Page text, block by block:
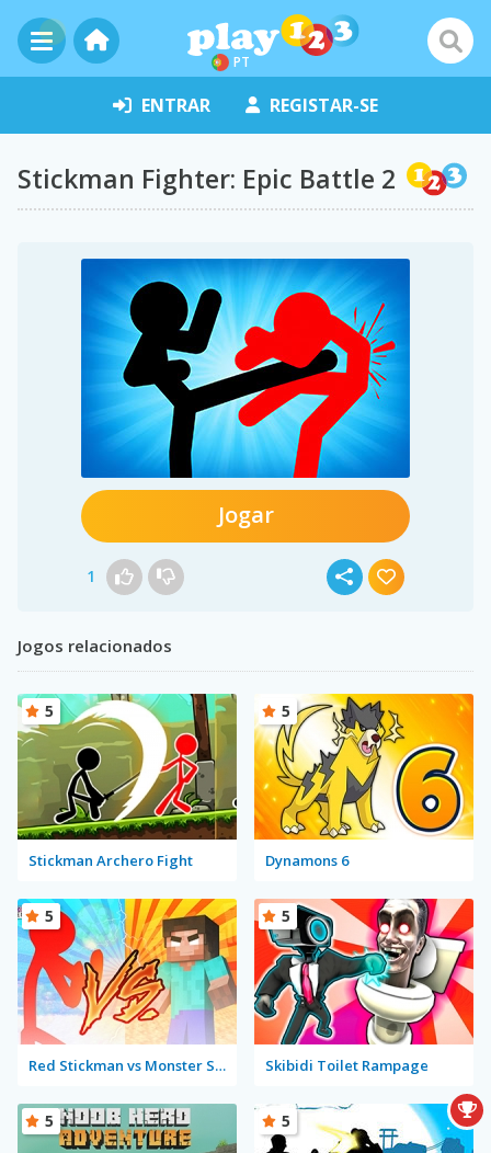
PT
ENTRAR REGISTAR-SE
Stickman Fighter: Epic Battle 2
Jogar
1
Jogos relacionados
Stickman Archero Fight
5
Dynamons 6
5
Red Stickman vs Monster School
5
Skibidi Toilet Rampage
5
5 5